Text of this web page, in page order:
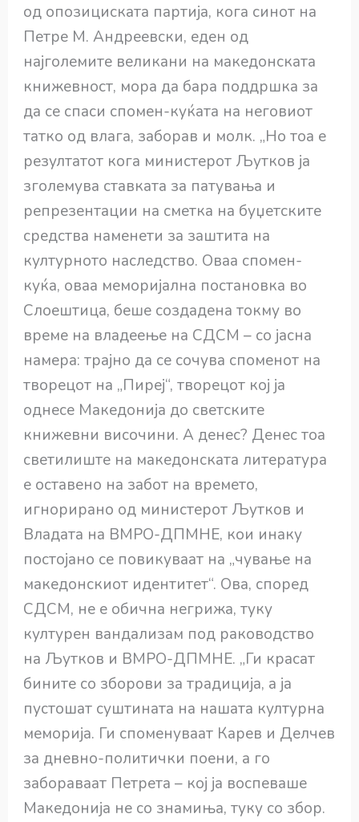
од опозициската партија, кога синот на
Петре М. Андреевски, еден од
најголемите великани на македонската
книжевност, мора да бара поддршка за
да се спаси спомен-куќата на неговиот
татко од влага, заборав и молк. „Но тоа е
резултатот кога министерот Љутков ја
зголемува ставката за патувања и
репрезентации на сметка на буџетските
средства наменети за заштита на
културното наследство. Оваа спомен-
куќа, оваа меморијална постановка во
Слоештица, беше создадена токму во
време на владеење на СДСМ – со јасна
намера: трајно да се сочува споменот на
творецот на „Пиреј“, творецот кој ја
однесе Македонија до светските
книжевни височини. А денес? Денес тоа
светилиште на македонската литература
е оставено на забот на времето,
игнорирано од министерот Љутков и
Владата на ВМРО-ДПМНЕ, кои инаку
постојано се повикуваат на „чување на
македонскиот идентитет“. Ова, според
СДСМ, не е обична негрижа, туку
културен вандализам под раководство
на Љутков и ВМРО-ДПМНЕ. „Ги красат
бините со зборови за традиција, а ја
пустошат суштината на нашата културна
меморија. Ги споменуваат Карев и Делчев
за дневно-политички поени, а го
забораваат Петрета – кој ја воспеваше
Македонија не со знамиња, туку со збор.